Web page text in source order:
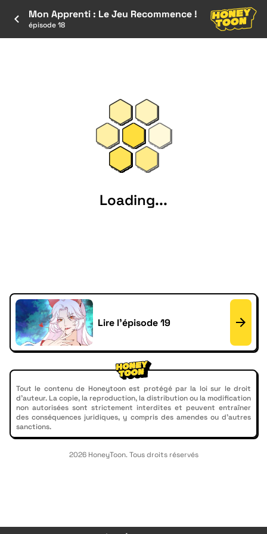
Mon Apprenti : Le Jeu Recommence !
épisode 18
Loading...
Lire l'épisode 19
Tout le contenu de Honeytoon est protégé par la loi sur le droit
d'auteur. La copie, la reproduction, la distribution ou la modification
non autorisées sont strictement interdites et peuvent entraîner
des conséquences juridiques, y compris des amendes ou d'autres
sanctions.
2026 HoneyToon. Tous droits réservés